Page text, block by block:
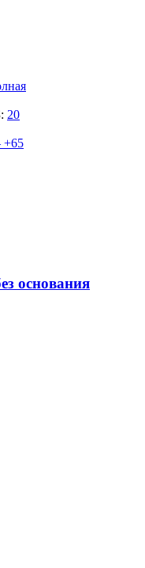
: 20
основания